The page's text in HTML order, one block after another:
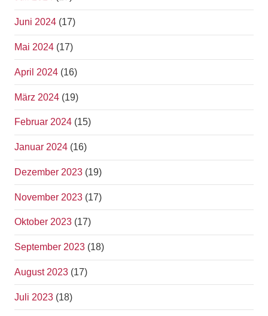
Juni 2024 (17)
Mai 2024 (17)
April 2024 (16)
März 2024 (19)
Februar 2024 (15)
Januar 2024 (16)
Dezember 2023 (19)
November 2023 (17)
Oktober 2023 (17)
September 2023 (18)
August 2023 (17)
Juli 2023 (18)